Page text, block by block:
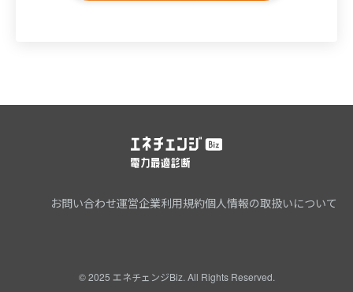
お問い合わせ運営企業利用規約個人情報の取扱いについて
© 2025 エネチェンジBiz. All Rights Reserved.